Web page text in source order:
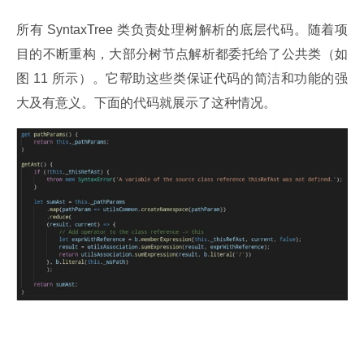
所有 SyntaxTree 类负责处理树解析的底层代码。随着项
目的不断重构，大部分树节点解析都委托给了公共类（如
图 11 所示）。它帮助这些类保证代码的简洁和功能的强
大及有意义。下面的代码就展示了这种情况。